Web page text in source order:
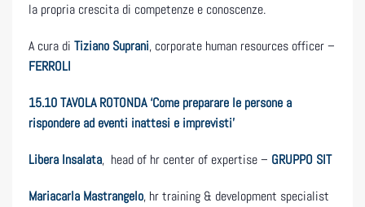
la propria crescita di competenze e conoscenze.
A cura di Tiziano Suprani, corporate human resources officer –
FERROLI
15.10TAVOLA ROTONDA ‘Come preparare le persone a
rispondere ad eventi inattesi e imprevisti’
Libera Insalata, head of hr center of expertise – GRUPPO SIT
Mariacarla Mastrangelo, hr training & development specialist